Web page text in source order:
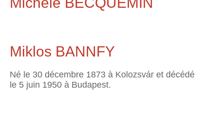
Miklos BANNFY
Né le 30 décembre 1873 à Kolozsvár et décédé
le 5 juin 1950 à Budapest.